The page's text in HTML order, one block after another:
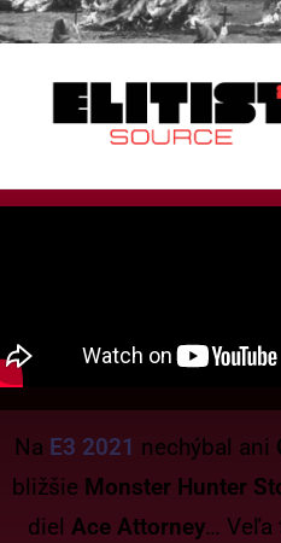
Na E3 2021 nechýbal ani
bližšie Monster Hunter
diel Ace Attorney… Veľa